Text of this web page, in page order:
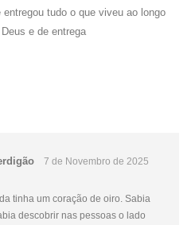
tudo o que viveu ao longo
e de entrega
7 de Novembro de 2025
tinha um coração de oiro. Sabia
descobrir nas pessoas o lado